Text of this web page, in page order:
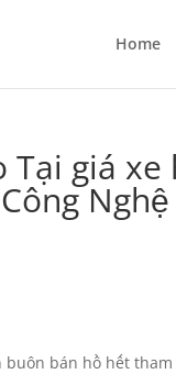
Home
giá xe
Nghệ
bán hồ hết